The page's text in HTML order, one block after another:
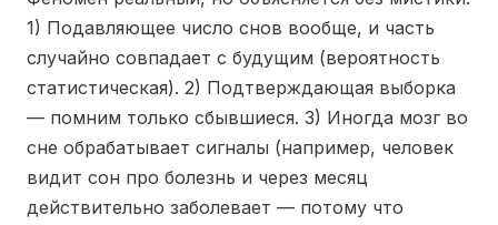
1) Подавляющее число снов вообще, и часть
случайно совпадает с будущим (вероятность
статистическая). 2) Подтверждающая выборка
— помним только сбывшиеся. 3) Иногда мозг во
сне обрабатывает сигналы (например, человек
видит сон про болезнь и через месяц
действительно заболевает — потому что